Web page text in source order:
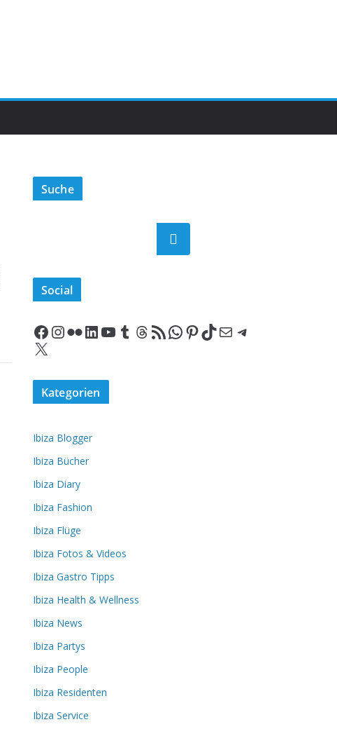
Suche
Suchen
Social
Facebook InstagramFlickr LinkedIn YouTube Tumblr Threads RSS-Feed WhatsApp Pinterest TikTok E-Mail Telegram
X
Kategorien
Ibiza Blogger
Ibiza Bücher
Ibiza Diary
Ibiza Fashion
Ibiza Flüge
Ibiza Fotos & Videos
Ibiza Gastro Tipps
Ibiza Health & Wellness
Ibiza News
Ibiza Partys
Ibiza People
Ibiza Residenten
Ibiza Service